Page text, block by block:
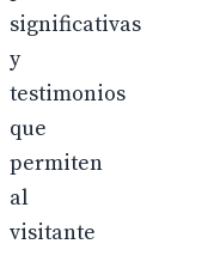
significativas
y
testimonios
que
permiten
al
visitante